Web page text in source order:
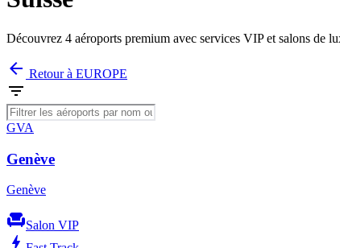
Découvrez 4 aéroports premium avec services VIP et salons de
arrow_back Retour à EUROPE
filter_list
GVA
Genève
Genève
chairSalon VIP
bolt